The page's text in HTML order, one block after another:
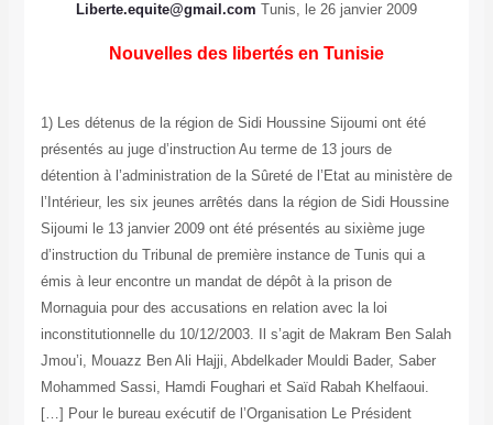
Liberte.equite@gmail.com Tunis, le 26 janvier 2009
Nouvelles des libertés en Tunisie
1) Les détenus de la région de Sidi Houssine Sijoumi ont été
présentés au juge d’instruction Au terme de 13 jours de
détention à l’administration de la Sûreté de l’Etat au ministère de
l’Intérieur, les six jeunes arrêtés dans la région de Sidi Houssine
Sijoumi le 13 janvier 2009 ont été présentés au sixième juge
d’instruction du Tribunal de première instance de Tunis qui a
émis à leur encontre un mandat de dépôt à la prison de
Mornaguia pour des accusations en relation avec la loi
inconstitutionnelle du 10/12/2003. Il s’agit de Makram Ben Salah
Jmou’i, Mouazz Ben Ali Hajji, Abdelkader Mouldi Bader, Saber
Mohammed Sassi, Hamdi Foughari et Saïd Rabah Khelfaoui.
[…] Pour le bureau exécutif de l’Organisation Le Président